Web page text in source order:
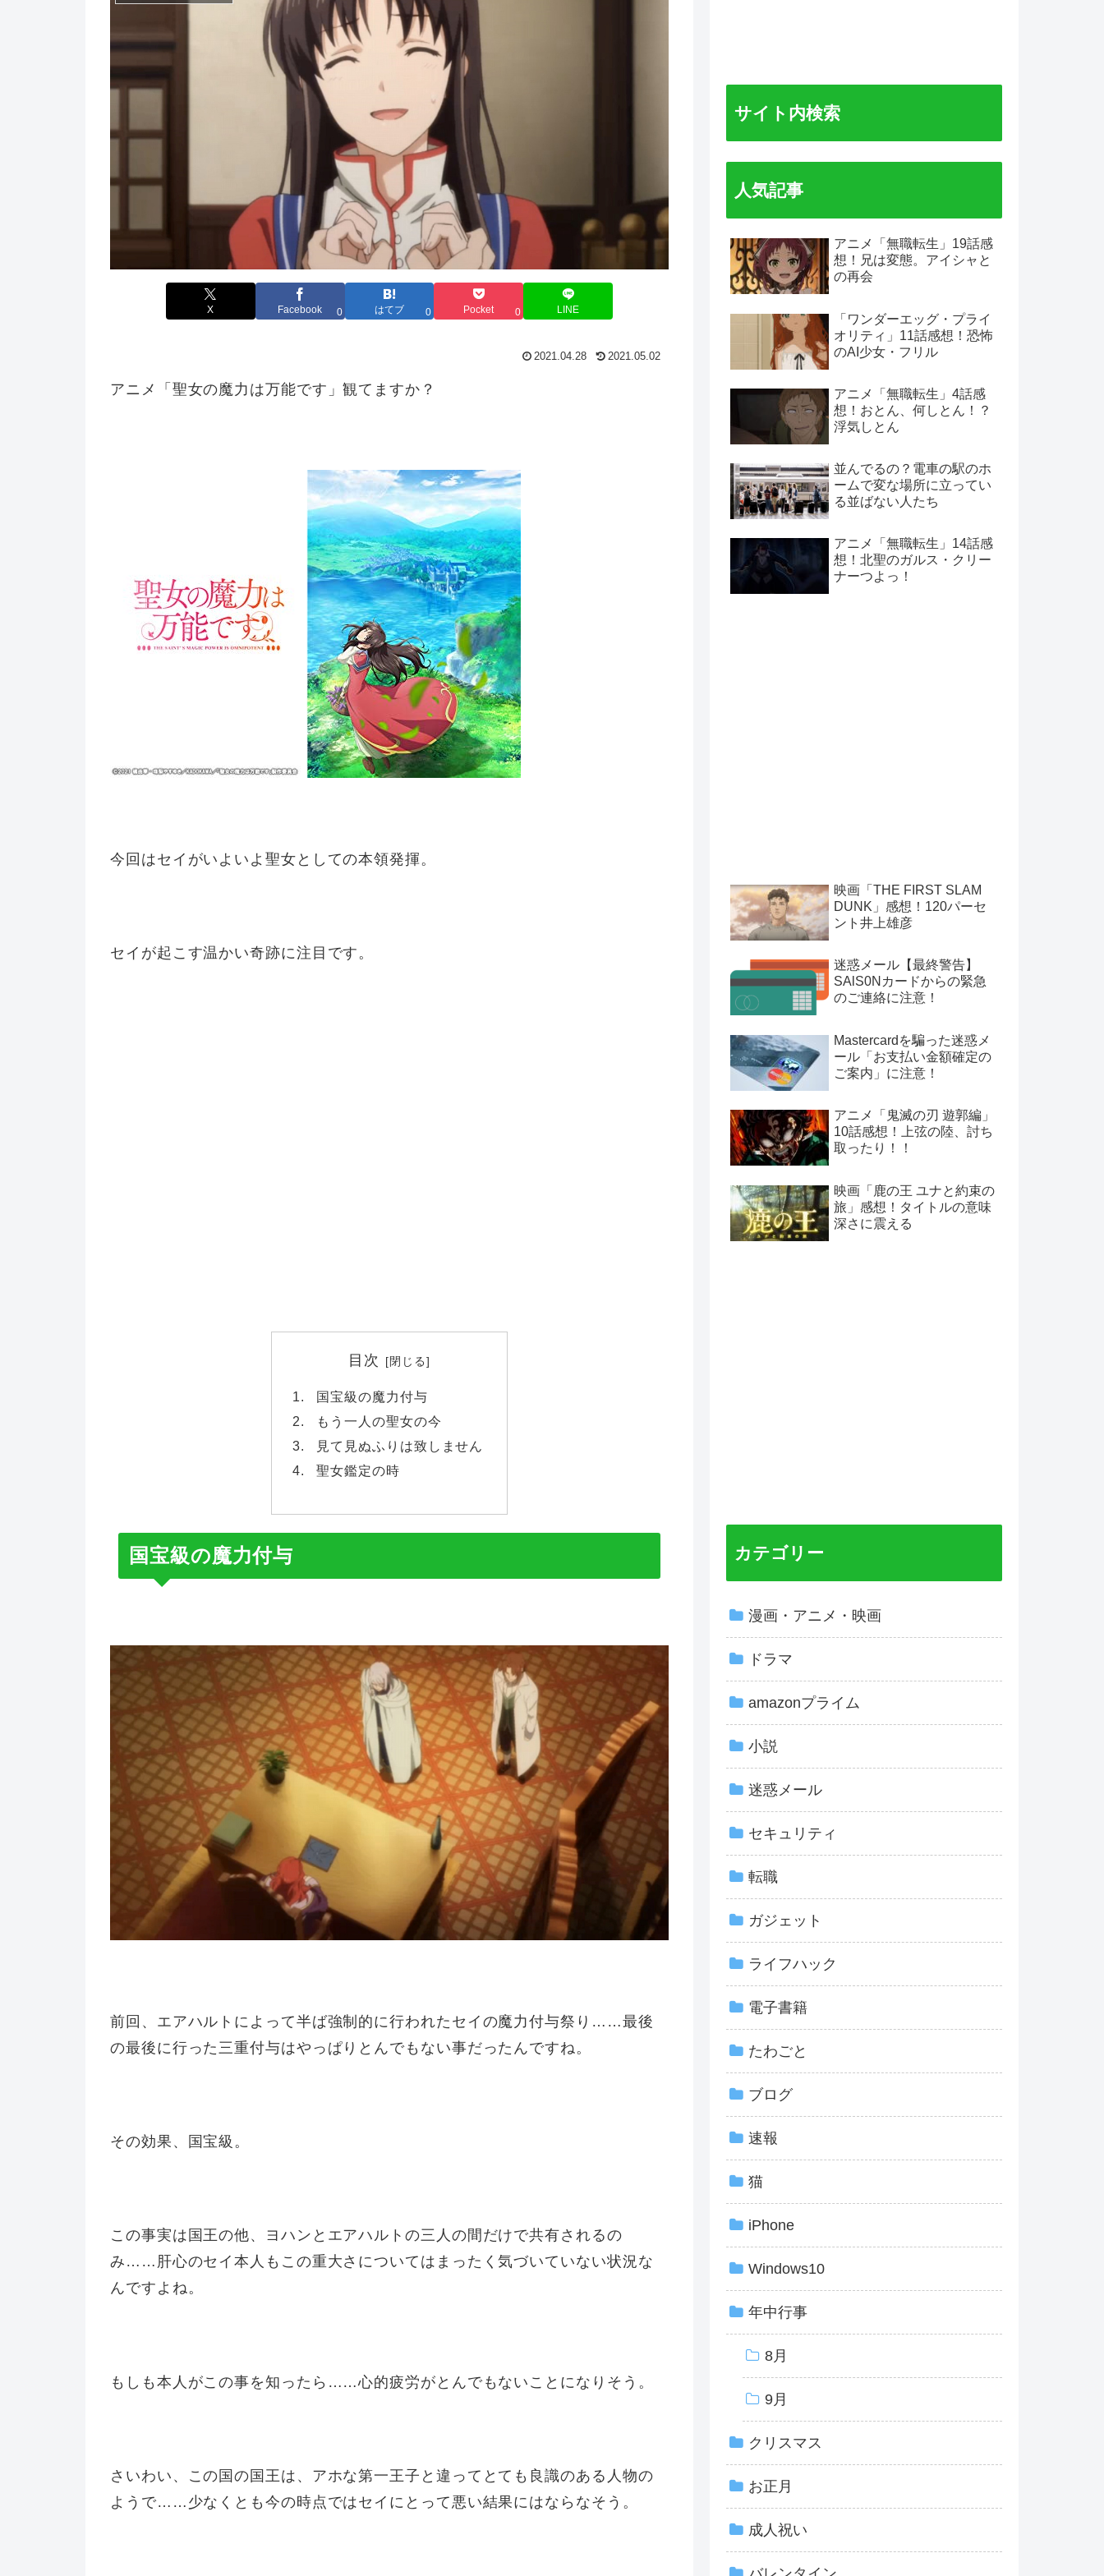
X Facebook 0 はてブ 0 Pocket 0 LINE
2021.04.28 2021.05.02
アニメ「聖女の魔力は万能です」観てますか？
今回はセイがいよいよ聖女としての本領発揮。
セイが起こす温かい奇跡に注目です。
目次
国宝級の魔力付与
もう一人の聖女の今
見て見ぬふりは致しません
聖女鑑定の時
国宝級の魔力付与
前回、エアハルトによって半ば強制的に行われたセイの魔力付与祭り……最後
の最後に行った三重付与はやっぱりとんでもない事だったんですね。
その効果、国宝級。
この事実は国王の他、ヨハンとエアハルトの三人の間だけで共有されるの
み……肝心のセイ本人もこの重大さについてはまったく気づいていない状況な
んですよね。
もしも本人がこの事を知ったら……心的疲労がとんでもないことになりそう。
さいわい、この国の国王は、アホな第一王子と違ってとても良識のある人物の
ようで……少なくとも今の時点ではセイにとって悪い結果にはならなそう。
サイト内検索
人気記事
アニメ「無職転生」19話感
想！兄は変態。アイシャと
の再会
「ワンダーエッグ・プライ
オリティ」11話感想！恐怖
のAI少女・フリル
アニメ「無職転生」4話感
想！おとん、何しとん！？
浮気しとん
並んでるの？電車の駅のホ
ームで変な場所に立ってい
る並ばない人たち
アニメ「無職転生」14話感
想！北聖のガルス・クリー
ナーつよっ！
映画「THE FIRST SLAM
DUNK」感想！120パーセ
ント井上雄彦
迷惑メール【最終警告】
SAlS0Nカードからの緊急
のご連絡に注意！
Mastercardを騙った迷惑メ
ール「お支払い金額確定の
ご案内」に注意！
アニメ「鬼滅の刃 遊郭編」
10話感想！上弦の陸、討ち
取ったり！！
映画「鹿の王 ユナと約束の
旅」感想！タイトルの意味
深さに震える
カテゴリー
漫画・アニメ・映画
ドラマ
amazonプライム
小説
迷惑メール
セキュリティ
転職
ガジェット
ライフハック
電子書籍
たわごと
ブログ
速報
猫
iPhone
Windows10
年中行事
8月
9月
クリスマス
お正月
成人祝い